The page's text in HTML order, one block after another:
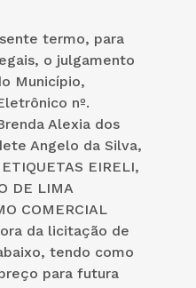
termo, para
o julgamento
Município,
nº.
Alexia dos
Angelo da Silva,
EIRELI,
DE LIMA
COMERCIAL
da licitação de
tendo como
para futura